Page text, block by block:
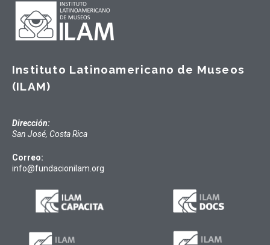
Instituto Latinoamericano de Museos
(ILAM)
Dirección:
San José, Costa Rica
Correo:
info@fundacionilam.org